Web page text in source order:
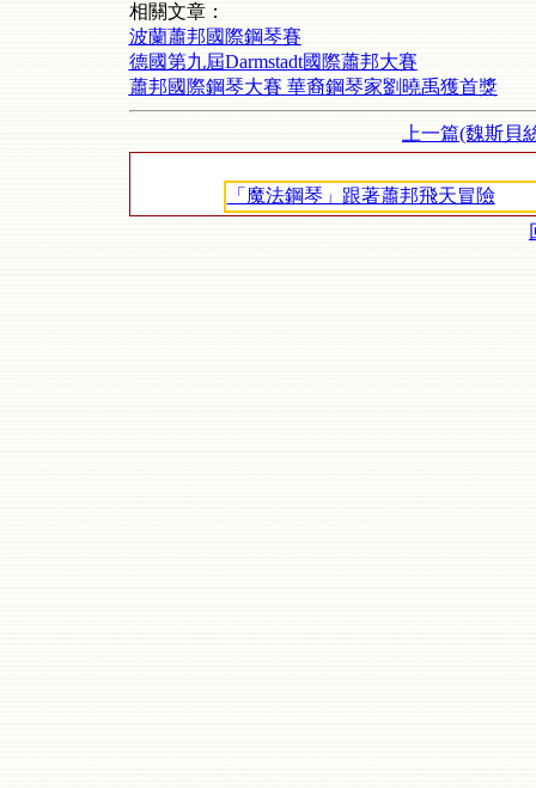
相關文章：
波蘭蕭邦國際鋼琴賽
德國第九屆Darmstadt國際蕭邦大賽
蕭邦國際鋼琴大賽 華裔鋼琴家劉曉禹獲首獎
上一篇(魏斯貝
「魔法鋼琴」跟著蕭邦飛天冒險